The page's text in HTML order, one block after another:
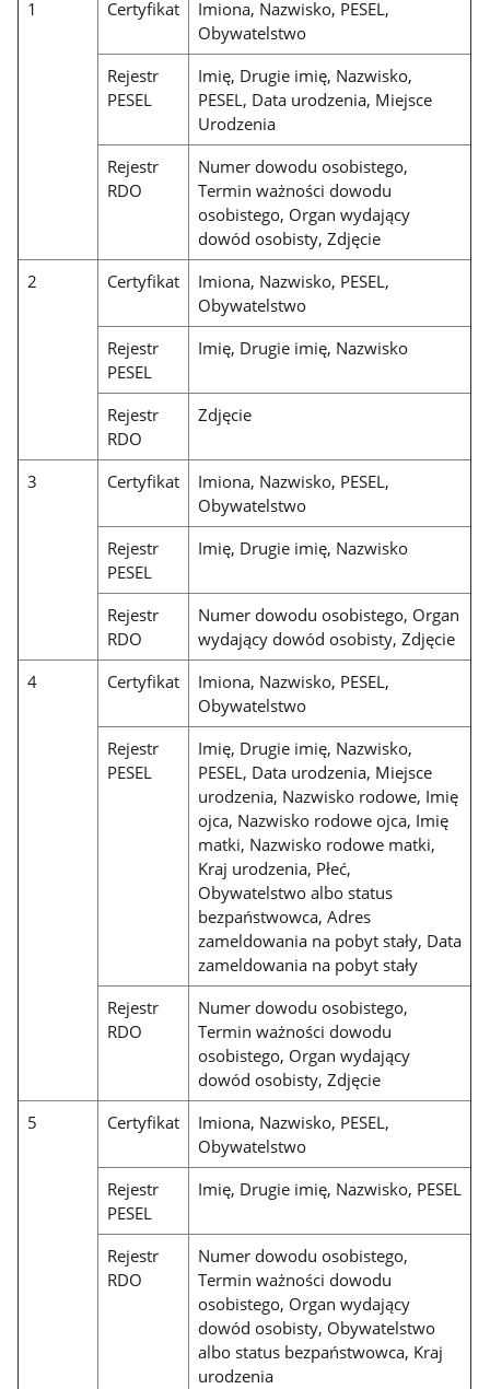
1 Certyfikat
Imiona, Nazwisko, PESEL,
Obywatelstwo
Rejestr
PESEL
Imię, Drugie imię, Nazwisko,
PESEL, Data urodzenia, Miejsce
Urodzenia
Rejestr
RDO
Numer dowodu osobistego,
Termin ważności dowodu
osobistego, Organ wydający
dowód osobisty, Zdjęcie
2
Certyfikat
Imiona, Nazwisko, PESEL,
Obywatelstwo
Rejestr
PESEL
Imię, Drugie imię, Nazwisko
Rejestr
RDO
Zdjęcie
3 Certyfikat
Imiona, Nazwisko, PESEL,
Obywatelstwo
Rejestr
PESEL
Imię, Drugie imię, Nazwisko
Rejestr
RDO
Numer dowodu osobistego, Organ
wydający dowód osobisty, Zdjęcie
4
Certyfikat
Imiona, Nazwisko, PESEL,
Obywatelstwo
Rejestr
PESEL
Imię, Drugie imię, Nazwisko,
PESEL, Data urodzenia, Miejsce
urodzenia, Nazwisko rodowe, Imię
ojca, Nazwisko rodowe ojca, Imię
matki, Nazwisko rodowe matki,
Kraj urodzenia, Płeć,
Obywatelstwo albo status
bezpaństwowca, Adres
zameldowania na pobyt stały, Data
zameldowania na pobyt stały
Rejestr
RDO
Numer dowodu osobistego,
Termin ważności dowodu
osobistego, Organ wydający
dowód osobisty, Zdjęcie
5
Certyfikat
Imiona, Nazwisko, PESEL,
Obywatelstwo
Rejestr
PESEL
Imię, Drugie imię, Nazwisko, PESEL
Rejestr
RDO
Numer dowodu osobistego,
Termin ważności dowodu
osobistego, Organ wydający
dowód osobisty, Obywatelstwo
albo status bezpaństwowca, Kraj
urodzenia